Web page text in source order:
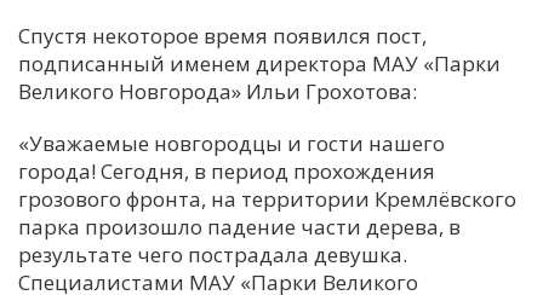
Спустя некоторое время появился пост,
подписанный именем директора МАУ «Парки
Великого Новгорода» Ильи Грохотова:
«Уважаемые новгородцы и гости нашего
города! Сегодня, в период прохождения
грозового фронта, на территории Кремлёвского
парка произошло падение части дерева, в
результате чего пострадала девушка.
Специалистами МАУ «Парки Великого